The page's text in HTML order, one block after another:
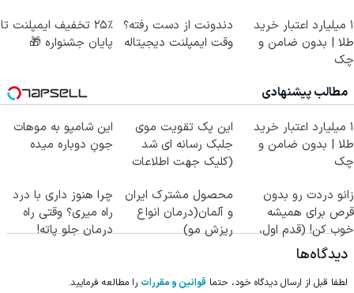
۱ میلیارد اعتبار خرید
طلا | بدون ضامن و
چک
دندونت از دست رفته؟
وقت ایمپلنت دیجیتاله
۲۵٪ تخفیف ایمپلنت تا
پایان جشنواره 🎁
مطالب پیشنهادی
۱ میلیارد اعتبار خرید
طلا | بدون ضامن و
چک
این پک تقویت موی
جلبک رسانه ای شد
(کلیک جهت اطلاعات
این شامپو به موهات
جونِ دوباره میده
زانو دردت رو بدون
قرص برای همیشه
خوب کن! (قدم اول،
پرسش‌نامه)
محصول مشترک ایران
و آلمان(درمان انواع
ریزش مو)
چرا هنوز داری با درد
راه میری؟ وقتی راه
درمان جلو پاته!
دیدگاه‌ها
لطفا قبل از ارسال دیدگاه خود، حتما قوانین و مقررات را مطالعه فرمایید.